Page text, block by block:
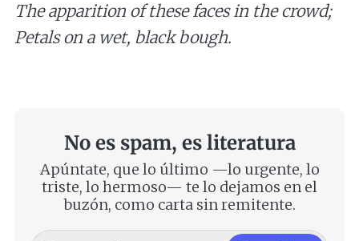
The apparition of these faces in the crowd;
Petals on a wet, black bough.
No es spam, es literatura
Apúntate, que lo último —lo urgente, lo
triste, lo hermoso— te lo dejamos en el
buzón, como carta sin remitente.